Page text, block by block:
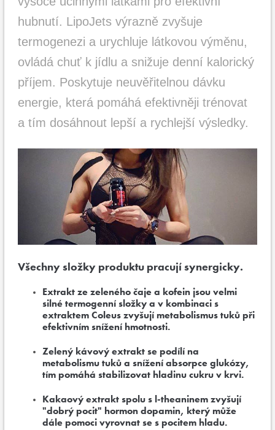
hubnutí. LipoJets výrazně zvyšuje
termogenezi a urychluje látkovou výměnu,
ovládá chuť k jídlu a snižuje denní kalorický
příjem. Poskytuje neuvěřitelnou dávku
energie, která pomáhá efektivněji trénovat
a tím dosáhnout lepší a rychlejší výsledky.
Všechny složky produktu pracují synergicky.
Extrakt ze zeleného čaje a kofein jsou velmi
silné termogenní složky a v kombinaci s
extraktem Coleus zvyšují metabolismus tuků při
efektivním snížení hmotnosti.
Zelený kávový extrakt se podílí na
metabolismu tuků a snížení absorpce glukózy,
tím pomáhá stabilizovat hladinu cukru v krvi.
Kakaový extrakt spolu s l-theaninem zvyšují
"dobrý pocit" hormon dopamin, který může
dále pomoci vyrovnat se s pocitem hladu.